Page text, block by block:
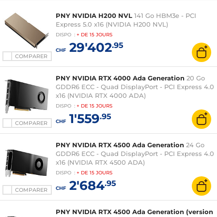
COMPARER
PNY NVIDIA H200 NVL 141 Go HBM3e - PCI
Express 5.0 x16 (NVIDIA H200 NVL)
DISPO : + DE 15 JOURS
CHF29'402.95
COMPARER
PNY NVIDIA RTX 4000 Ada Generation 20 Go
GDDR6 ECC - Quad DisplayPort - PCI Express 4.0
x16 (NVIDIA RTX 4000 ADA)
DISPO : + DE 15 JOURS
CHF1'559.95
COMPARER
PNY NVIDIA RTX 4500 Ada Generation 24 Go
GDDR6 ECC - Quad DisplayPort - PCI Express 4.0
x16 (NVIDIA RTX 4500 ADA)
DISPO : + DE 15 JOURS
CHF2'684.95
PNY NVIDIA RTX 4500 Ada Generation (version